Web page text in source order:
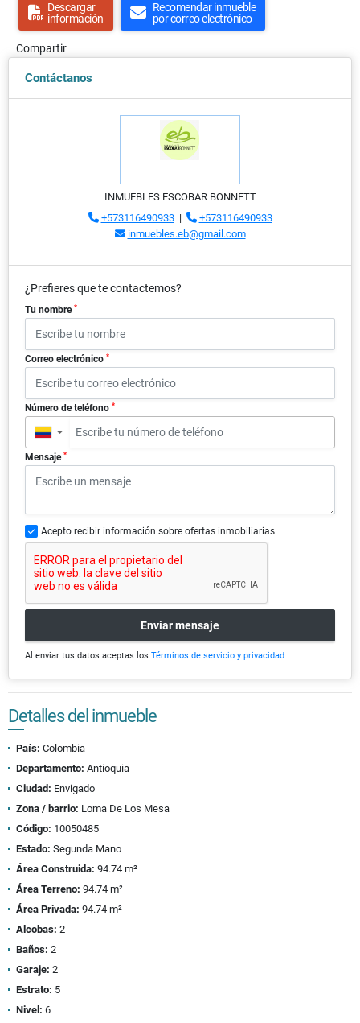
Descargar
información
Recomendar inmueble
por correo electrónico
Compartir
Contáctanos
INMUEBLES ESCOBAR BONNETT
+573116490933|
+573116490933
inmuebles.eb@gmail.com
¿Prefieres que te contactemos?
Tu nombre *
Correo electrónico *
Número de teléfono *
▼
Mensaje *
Acepto recibir información sobre ofertas inmobiliarias
Enviar mensaje
Al enviar tus datos aceptas los Términos de servicio y privacidad
Detalles del inmueble
País: Colombia
Departamento: Antioquia
Ciudad: Envigado
Zona / barrio: Loma De Los Mesa
Código: 10050485
Estado: Segunda Mano
Área Construida: 94.74 m²
Área Terreno: 94.74 m²
Área Privada: 94.74 m²
Alcobas: 2
Baños: 2
Garaje: 2
Estrato: 5
Nivel: 6